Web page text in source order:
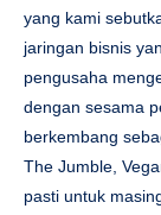
yang kami
jaringan bisnis
pengusaha
dengan sesama
berkembang
The Jumble,
pasti untuk